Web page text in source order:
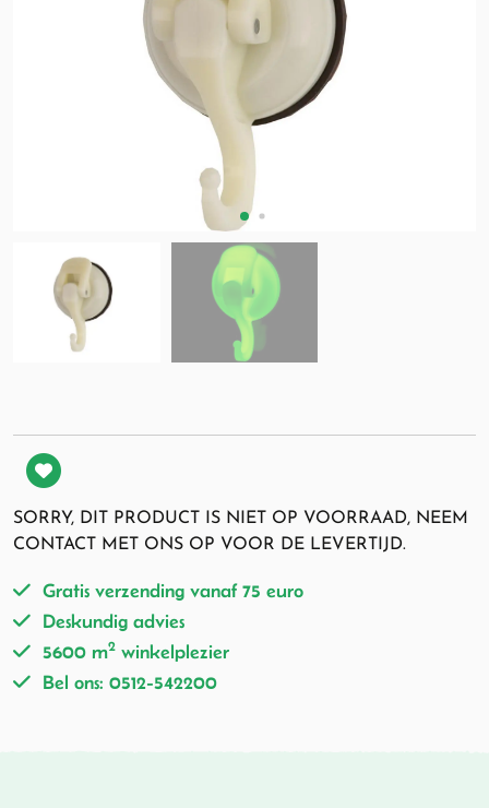
SORRY, DIT PRODUCT IS NIET OP VOORRAAD, NEEM
CONTACT MET ONS OP VOOR DE LEVERTIJD.
Gratis verzending vanaf 75 euro
Deskundig advies
5600 m2 winkelplezier
Bel ons: 0512-542200